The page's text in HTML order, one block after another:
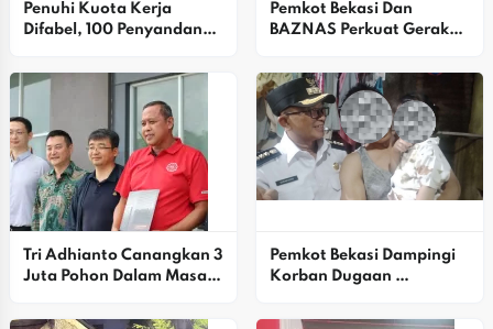
Penuhi Kuota Kerja
Difabel, 100 Penyandang
Karawang
Pemkot Bekasi Dan
BAZNAS Perkuat Gerakan
Tri Adhianto Canangkan 3
Juta Pohon Dalam Masa
Warga Bekasi Diajak Jadi
Pemkot Bekasi Dampingi
Korban Dugaan
Bintara